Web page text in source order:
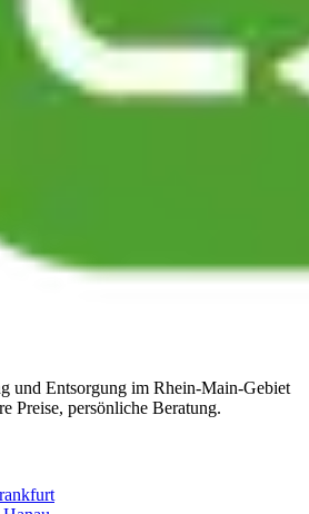
und Entsorgung im Rhein-Main-Gebiet
Preise, persönliche Beratung.